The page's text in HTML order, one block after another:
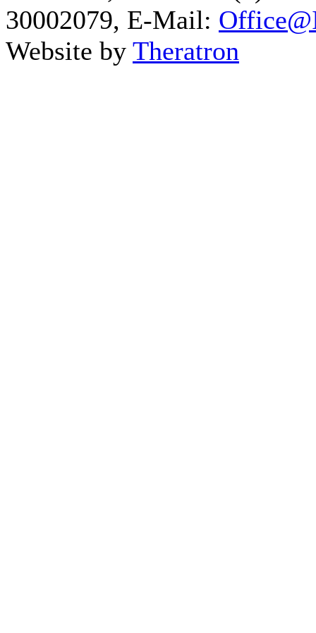
30002079, E-Mail:
Website by Theratron